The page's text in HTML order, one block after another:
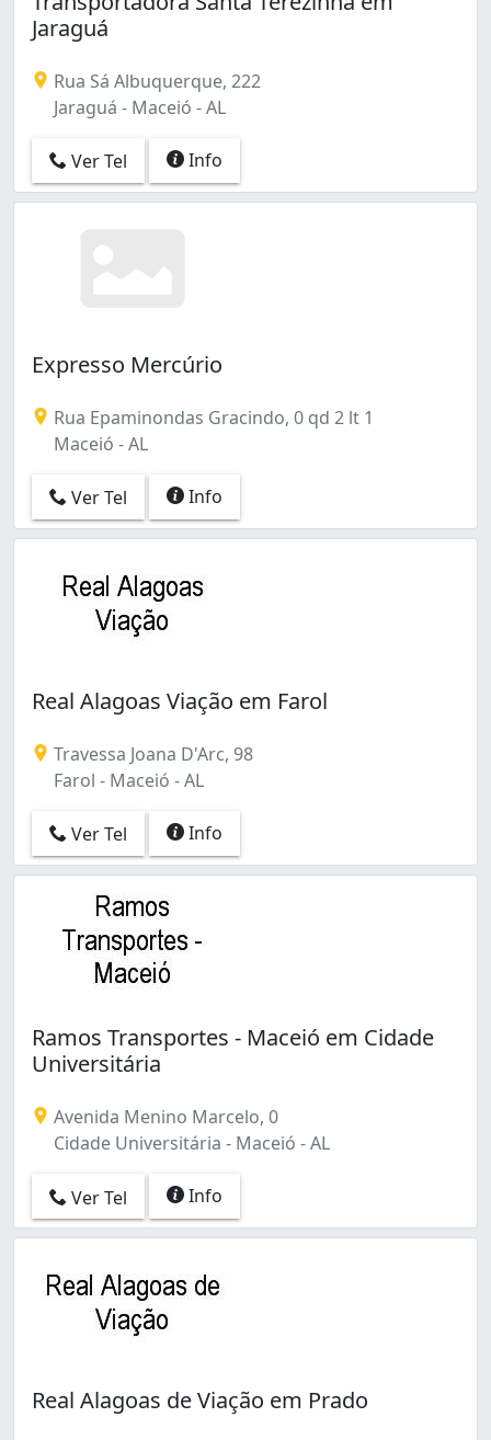
Santa Amélia (1)
Serraria (2)
Tabuleiro dos Martins (1)
Jaraguá
Rua Sá Albuquerque, 222
Jaraguá - Maceió - AL
Ver Tel Info
Expresso Mercúrio
Rua Epaminondas Gracindo, 0 qd 2 lt 1
Maceió - AL
Ver Tel Info
Real Alagoas Viação em Farol
Travessa Joana D'Arc, 98
Farol - Maceió - AL
Ver Tel Info
Ramos Transportes - Maceió em Cidade
Universitária
Avenida Menino Marcelo, 0
Cidade Universitária - Maceió - AL
Ver Tel Info
Real Alagoas de Viação em Prado